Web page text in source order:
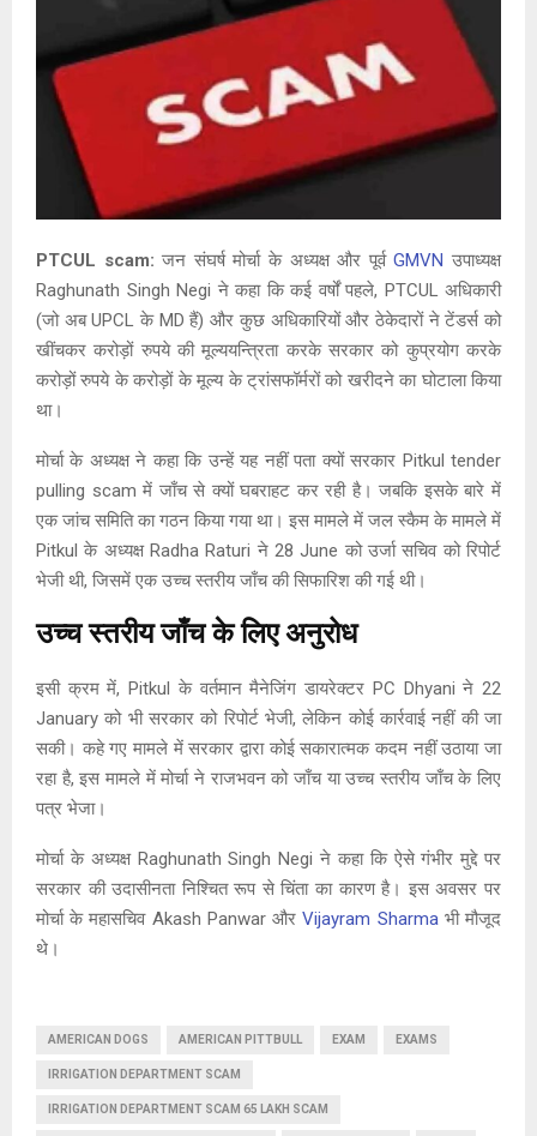
PTCUL scam: जन संघर्ष मोर्चा के अध्यक्ष और पूर्वGMVN उपाध्यक्ष
Raghunath Singh Negi ने कहा कि कई वर्षों पहले, PTCUL अधिकारी
(जो अब UPCL के MD हैं) और कुछ अधिकारियों और ठेकेदारों ने टेंडर्स को
खींचकर करोड़ों रुपये की मूल्ययन्त्रिता करके सरकार को कुप्रयोग करके
करोड़ों रुपये के करोड़ों के मूल्य के ट्रांसफॉर्मरों को खरीदने का घोटाला किया
था।
मोर्चा के अध्यक्ष ने कहा कि उन्हें यह नहीं पता क्यों सरकार Pitkul tender
pulling scam में जाँच से क्यों घबराहट कर रही है। जबकि इसके बारे में
एक जांच समिति का गठन किया गया था। इस मामले में जल स्कैम के मामले में
Pitkul के अध्यक्ष Radha Raturi ने 28 June को उर्जा सचिव को रिपोर्ट
भेजी थी, जिसमें एक उच्च स्तरीय जाँच की सिफारिश की गई थी।
उच्च स्तरीय जाँच के लिए अनुरोध
इसी क्रम में, Pitkul के वर्तमान मैनेजिंग डायरेक्टर PC Dhyani ने 22
January को भी सरकार को रिपोर्ट भेजी, लेकिन कोई कार्रवाई नहीं की जा
सकी। कहे गए मामले में सरकार द्वारा कोई सकारात्मक कदम नहीं उठाया जा
रहा है, इस मामले में मोर्चा ने राजभवन को जाँच या उच्च स्तरीय जाँच के लिए
पत्र भेजा।
मोर्चा के अध्यक्ष Raghunath Singh Negi ने कहा कि ऐसे गंभीर मुद्दे पर
सरकार की उदासीनता निश्चित रूप से चिंता का कारण है। इस अवसर पर
मोर्चा के महासचिव Akash Panwar औरVijayram Sharmaभी मौजूद
थे।
AMERICAN DOGS AMERICAN PITTBULL EXAM EXAMS
IRRIGATION DEPARTMENT SCAM
IRRIGATION DEPARTMENT SCAM 65 LAKH SCAM